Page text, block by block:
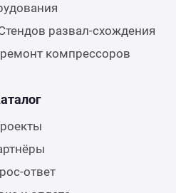
развал-схождения
компрессоров
ответ